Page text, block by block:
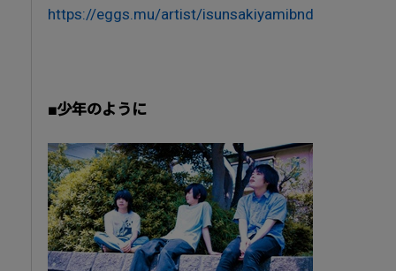
https://eggs.mu/artist/isunsakiyamibnd
■少年のように